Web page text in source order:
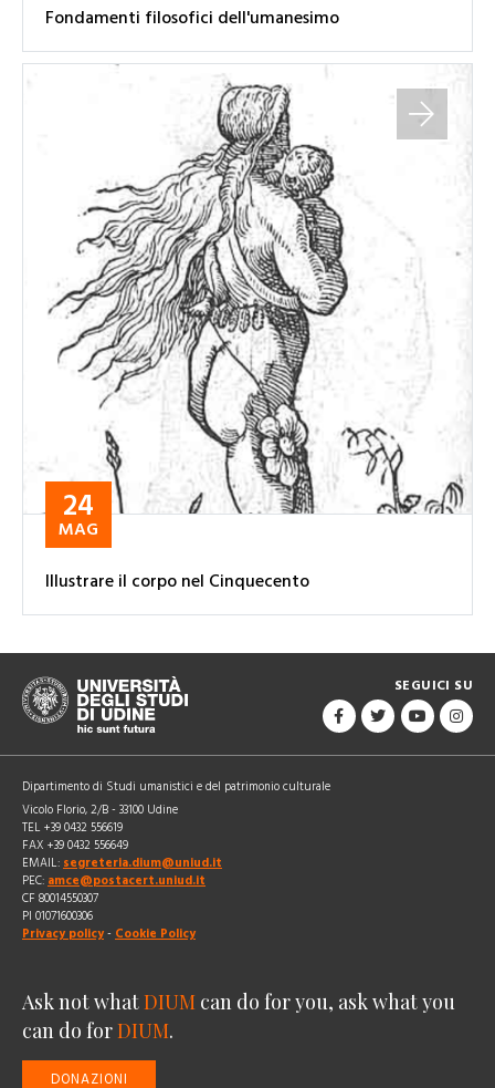
Fondamenti filosofici dell'umanesimo
24
MAG
Illustrare il corpo nel Cinquecento
SEGUICI SU
Dipartimento di Studi umanistici e del patrimonio culturale
Vicolo Florio, 2/B - 33100 Udine
TEL +39 0432 556619
FAX +39 0432 556649
EMAIL: segreteria.dium@uniud.it
PEC: amce@postacert.uniud.it
CF 80014550307
PI 01071600306
Privacy policy - Cookie Policy
Ask not whatDIUM can do for you, ask what you
can do forDIUM.
DONAZIONI